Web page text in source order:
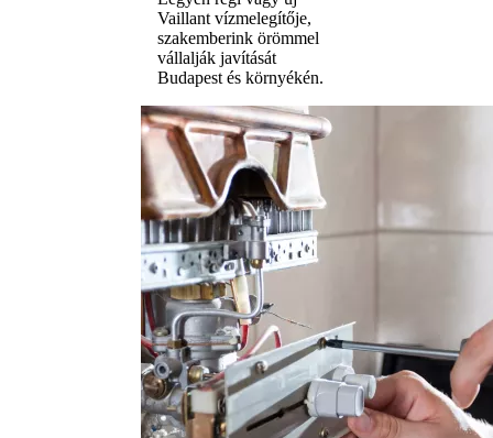
Vaillant vízmelegítője,
szakemberink örömmel
vállalják javítását
Budapest és környékén.